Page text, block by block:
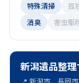
特殊清掃
孤
消臭
害虫駆
新潟遺品整
📍 新潟市、長岡